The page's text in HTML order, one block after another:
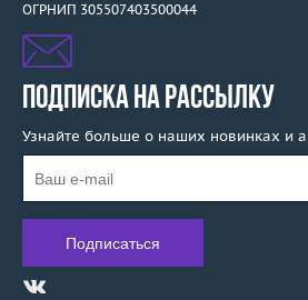
ОГРНИП 305507403500044
ПОДПИСКА НА РАССЫЛКУ
Узнайте больше о наших новинках и